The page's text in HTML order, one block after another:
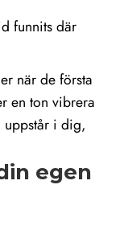
funnits där
när de första
en ton vibrera
uppstår i dig,
egen